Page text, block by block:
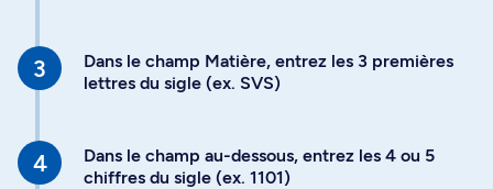
Dans le champ Matière, entrez les 3 premières
lettres du sigle (ex. SVS)
Dans le champ au-dessous, entrez les 4 ou 5
chiffres du sigle (ex. 1101)